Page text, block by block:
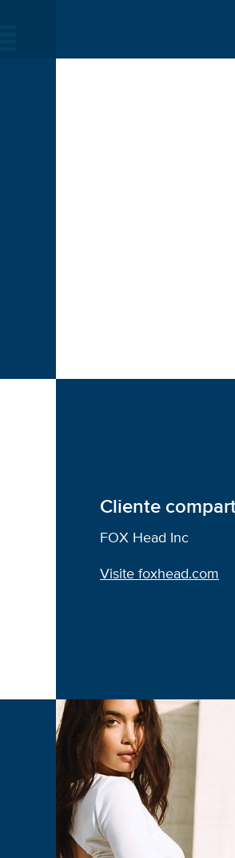
Cliente
FOX Head Inc
Visite foxhead.com